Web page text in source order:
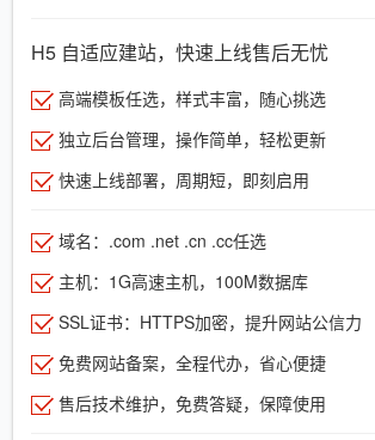
H5 自适应建站，快速上线售后无忧
高端模板任选，样式丰富，随心挑选
独立后台管理，操作简单，轻松更新
快速上线部署，周期短，即刻启用
域名：.com .net .cn .cc任选
主机：1G高速主机，100M数据库
SSL证书：HTTPS加密，提升网站公信力
免费网站备案，全程代办，省心便捷
售后技术维护，免费答疑，保障使用